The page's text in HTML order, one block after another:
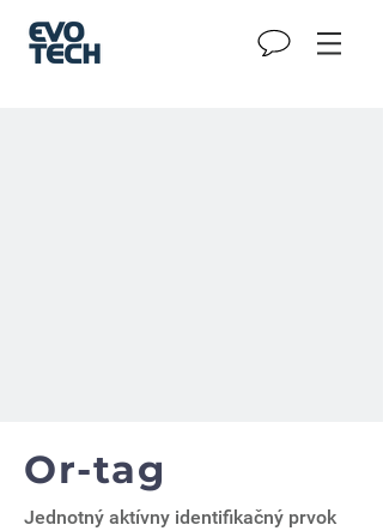
Or-tag
Jednotný aktívny identifikačný prvok